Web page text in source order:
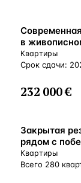
ВНЖ
в
Квартиры
Срок сдачи:
232 000 €
ВНЖ
Закрытая
рядом с
Кипр
Квартиры
Всего 280